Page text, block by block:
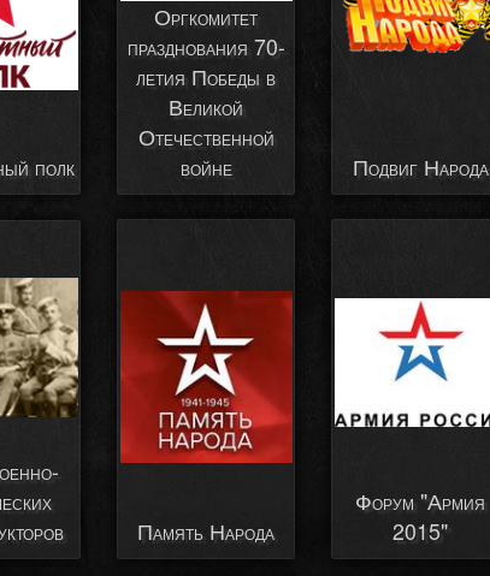
полк
Оргкомитет
празднования 70-
летия Победы в
Великой
Отечественной
войне
Подвиг Народа
Память Народа
Форум "Армия
2015"